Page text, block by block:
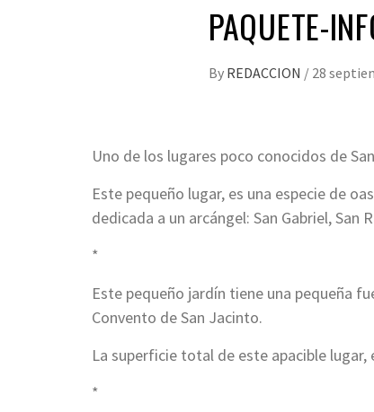
PAQUETE-
By REDACCION / 28
Uno de los lugares poco conocidos de
Este pequeño lugar, es una especie de
dedicada a un arcángel: San Gabriel, San
*
Este pequeño jardín tiene una pequeña
Convento de San Jacinto.
La superficie total de este apacible lugar,
*